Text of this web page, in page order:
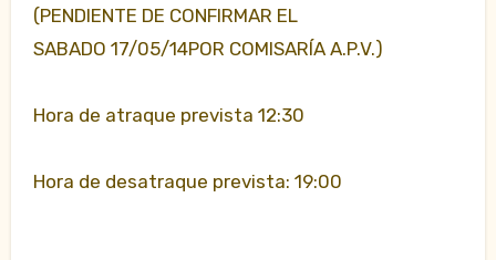
(PENDIENTE DE CONFIRMAR EL
SABADO 17/05/14POR COMISARÍA A.P.V.)
Hora de atraque prevista 12:30
Hora de desatraque prevista: 19:00